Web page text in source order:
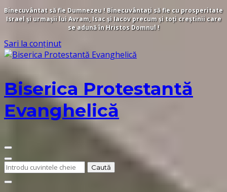
Binecuvântat să fie Dumnezeu ! Binecuvântați să fie cu prosperitate
Israel și urmașii lui Avram, Isac și Iacov precum și toți creștinii care
se adună în Hristos Domnul !
Sari la conținut
Biserica Protestantă
Evanghelică
Cauți
ceva?